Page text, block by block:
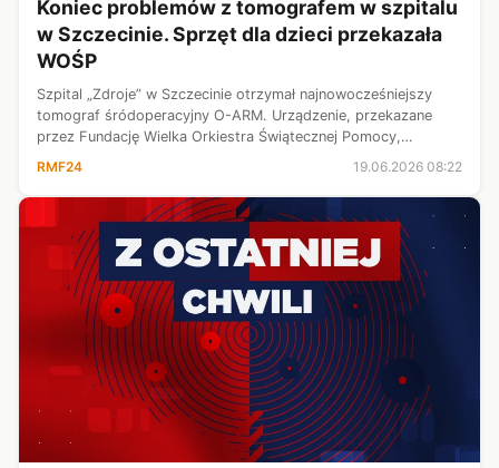
Koniec problemów z tomografem w szpitalu
w Szczecinie. Sprzęt dla dzieci przekazała
WOŚP
Szpital „Zdroje” w Szczecinie otrzymał najnowocześniejszy
tomograf śródoperacyjny O-ARM. Urządzenie, przekazane
przez Fundację Wielka Orkiestra Świątecznej Pomocy,
RMF24 19.06.2026 08:22